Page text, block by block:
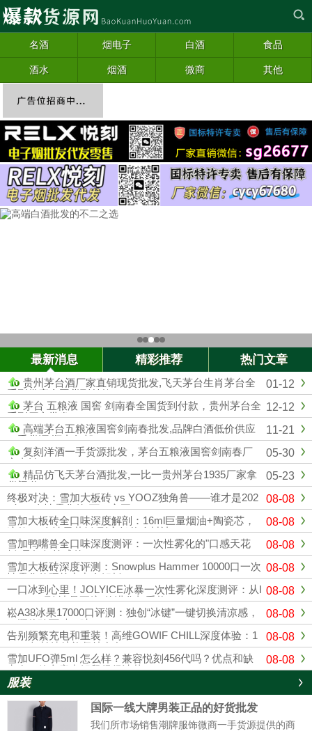
名酒 烟电子 白酒 食品
酒水 烟酒 微商 其他
最新消息 精彩推荐 热门文章
01-12
贵州茅台酒厂家直销现货批发,飞天茅台生肖茅台全
系列供应全国货到付款
12-12
茅台 五粮液 国窖 剑南春全国货到付款，贵州茅台全
系列厂家批发
11-21
高端茅台五粮液国窖剑南春批发,品牌白酒低价供应
一手货源 顺丰包邮
05-30
复刻洋酒一手货源批发，茅台五粮液国窖剑南春厂
家直销
05-23
精品仿飞天茅台酒批发,一比一贵州茅台1935厂家拿
货渠道
08-08
终极对决：雪加大板砖 vs YOOZ独角兽——谁才是202
6年一次性雾化的“万口之王”？
08-08
雪加大板砖全口味深度解剖：16ml巨量烟油+陶瓷芯，
这款“一次性天花板”到底凭什么封神？
08-08
雪加鸭嘴兽全口味深度测评：一次性雾化的"口感天花
板"是如何炼成的？
08-08
雪加大板砖深度评测：Snowplus Hammer 10000口一次
性雾化的硬核实力全解析
08-08
一口冰到心里！JOLYICE冰暴一次性雾化深度测评：从I
CEMAX到"冰暴正统"的进化与重构
08-08
崧A38冰果17000口评测：独创“冰键”一键切换清凉感，
一瓶体验两种口味！
08-08
告别频繁充电和重装！高维GOWIF CHILL深度体验：1
8000超长续航能坚持多久？
08-08
雪加UFO弹5ml 怎么样？兼容悦刻456代吗？优点和缺
点在一篇文章中解释得很清楚
服装
国际一线大牌男装正品的好货批发
我们所市场销售潮牌服饰微商一手货源提供的商